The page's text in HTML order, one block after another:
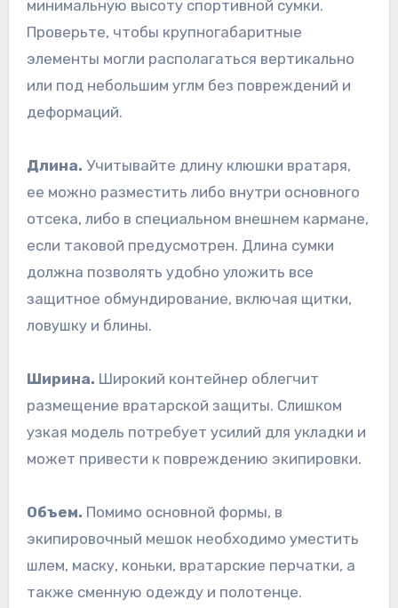
минимальную высоту спортивной сумки.
Проверьте, чтобы крупногабаритные
элементы могли располагаться вертикально
или под небольшим углм без повреждений и
деформаций.
Длина. Учитывайте длину клюшки вратаря,
ее можно разместить либо внутри основного
отсека, либо в специальном внешнем кармане,
если таковой предусмотрен. Длина сумки
должна позволять удобно уложить все
защитное обмундирование, включая щитки,
ловушку и блины.
Ширина. Широкий контейнер облегчит
размещение вратарской защиты. Слишком
узкая модель потребует усилий для укладки и
может привести к повреждению экипировки.
Объем. Помимо основной формы, в
экипировочный мешок необходимо уместить
шлем, маску, коньки, вратарские перчатки, а
также сменную одежду и полотенце.